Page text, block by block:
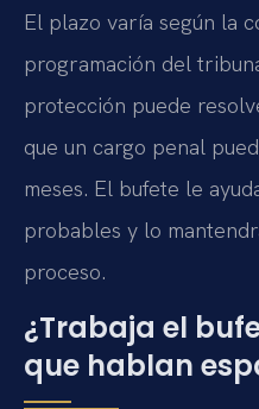
El plazo varía según la
programación del
protección puede
que un cargo penal
meses. El bufete le
probables y lo
proceso.
¿Trabaja el
que hablan